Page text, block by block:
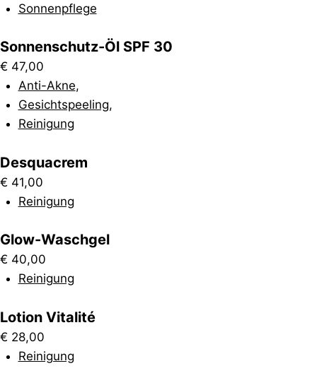
Sonnenpflege
Sonnenschutz-Öl SPF 30
€ 47,00
Anti-Akne,
Gesichtspeeling,
Reinigung
Desquacrem
€ 41,00
Reinigung
Glow-Waschgel
€ 40,00
Reinigung
Lotion Vitalité
€ 28,00
Reinigung